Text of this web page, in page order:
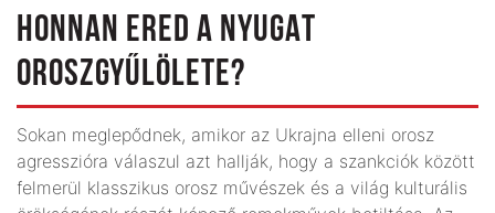
HONNAN ERED A NYUGAT
OROSZGYŰLÖLETE?
Sokan meglepődnek, amikor az Ukrajna elleni orosz
agresszióra válaszul azt hallják, hogy a szankciók között
felmerül klasszikus orosz művészek és a világ kulturális